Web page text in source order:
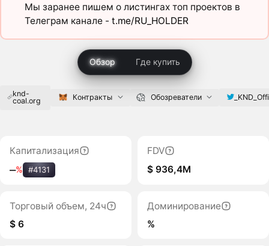
Мы заранее пишем о листингах топ проектов в
Телеграм канале - t.me/RU_HOLDER
Обзор Где купить
knd-
coal.org
Контракты Обозреватели
Капитализация
‒% #4131
FDV
$ 936,4M
Торговый объем, 24ч
$ 6
Доминирование
%